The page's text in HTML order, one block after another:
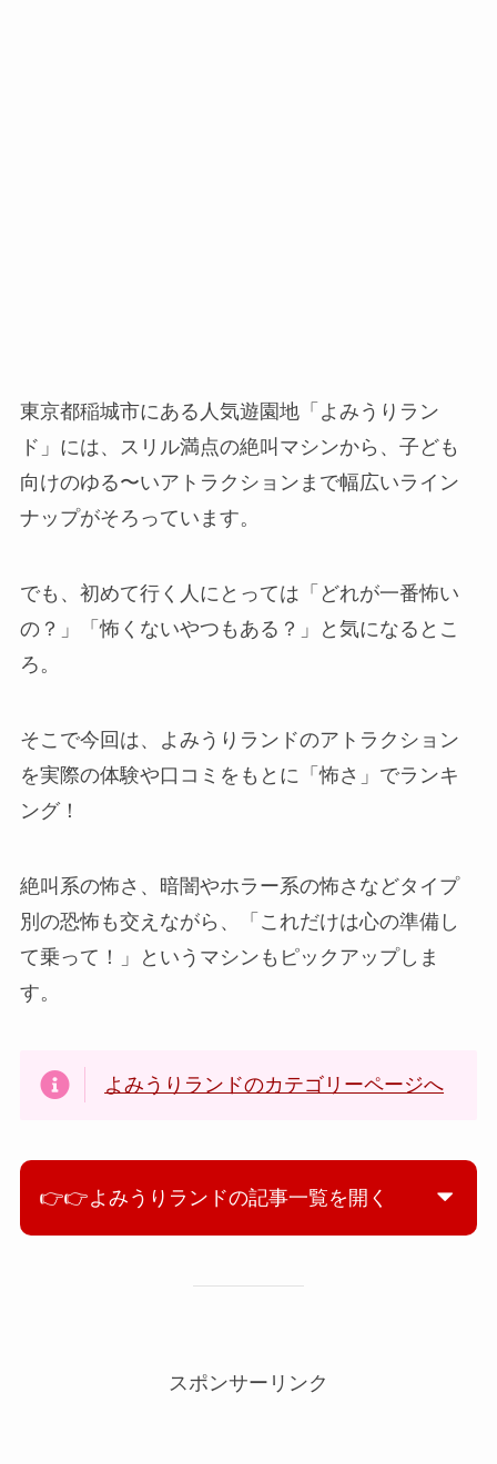
東京都稲城市にある人気遊園地「よみうりラン
ド」には、スリル満点の絶叫マシンから、子ども
向けのゆる〜いアトラクションまで幅広いライン
ナップがそろっています。
でも、初めて行く人にとっては「どれが一番怖い
の？」「怖くないやつもある？」と気になるとこ
ろ。
そこで今回は、よみうりランドのアトラクション
を実際の体験や口コミをもとに「怖さ」でランキ
ング！
絶叫系の怖さ、暗闇やホラー系の怖さなどタイプ
別の恐怖も交えながら、「これだけは心の準備し
て乗って！」というマシンもピックアップしま
す。
よみうりランドのカテゴリーページへ
👉👉よみうりランドの記事一覧を開く
スポンサーリンク